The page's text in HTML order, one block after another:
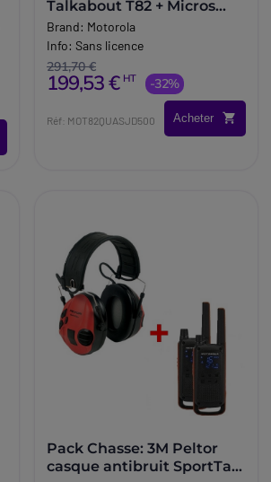
Talkabout T82 + Micros
haut-parleurs déportés
Brand: Motorola
Info: Sans licence
291,70 €
199,53 € HT -32%
Réf: MOT82QUASJD500 Acheter
Pack Chasse: 3M Peltor
casque antibruit SportTac